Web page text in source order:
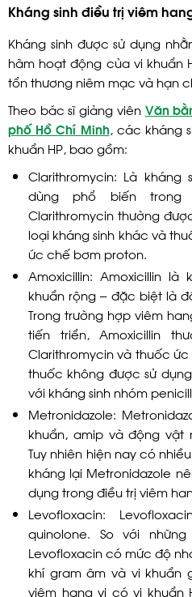
Kháng sinh điều trị viêm
Kháng sinh được sử dụng
hãm hoạt động của vi khuẩn
tổn thương niêm mạc và hạn
Theo bác sĩ giảng viên Văn
phố Hồ Chí Minh, các kháng
khuẩn HP, bao gồm:
Clarithromycin: Là kháng
dùng phổ biến
Clarithromycin thường
loại kháng sinh khác và
ức chế bơm proton.
Amoxicillin: Amoxicillin
khuẩn rộng – đặc biệt là
Trong trường hợp viêm
tiến triển, Amoxicillin
Clarithromycin và thuốc
thuốc không được sử
với kháng sinh nhóm
Metronidazole:
khuẩn, amip và động vật
Tuy nhiên hiện nay có
kháng lại Metronidazole
dụng trong điều trị viêm
Levofloxacin:
quinolone. So với
Levofloxacin có mức độ
khí gram âm và vi khuẩn
viêm hang vị có vi khuẩn